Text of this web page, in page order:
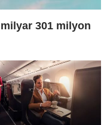
milyar 301 milyon